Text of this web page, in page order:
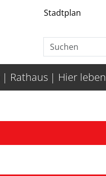
Stadtplan
Rathaus Hier leben